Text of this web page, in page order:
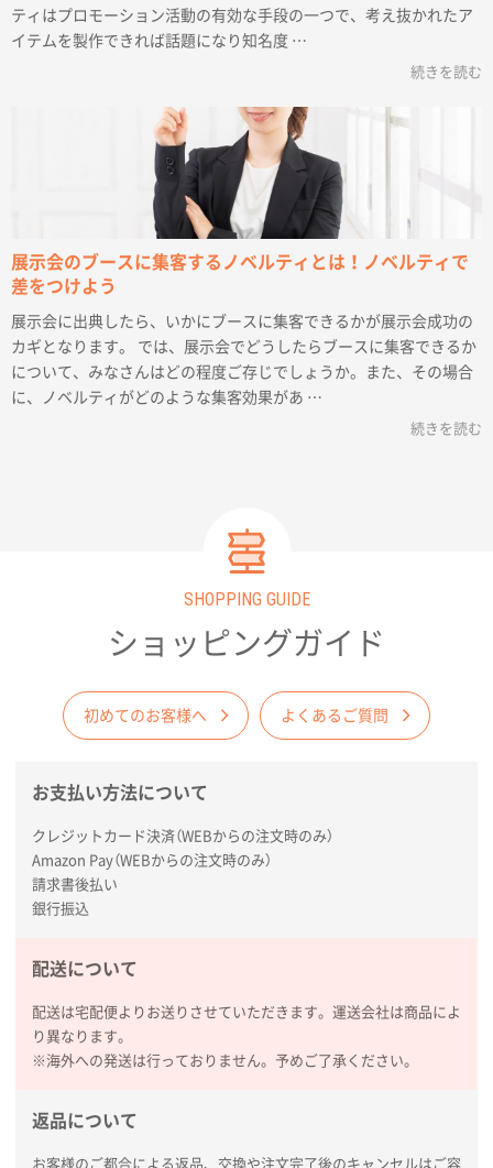
ティはプロモーション活動の有効な手段の一つで、考え抜かれたア
イテムを製作できれば話題になり知名度 …
続きを読む
展示会のブースに集客するノベルティとは！ノベルティで
差をつけよう
展示会に出典したら、いかにブースに集客できるかが展示会成功の
カギとなります。 では、展示会でどうしたらブースに集客できるか
について、みなさんはどの程度ご存じでしょうか。また、その場合
に、ノベルティがどのような集客効果があ …
続きを読む
SHOPPING GUIDE
ショッピングガイド
初めてのお客様へ よくあるご質問
お支払い方法について
クレジットカード決済（WEBからの注文時のみ）
Amazon Pay（WEBからの注文時のみ）
請求書後払い
銀行振込
配送について
配送は宅配便よりお送りさせていただきます。運送会社は商品によ
り異なります。
※海外への発送は行っておりません。予めご了承ください。
返品について
お客様のご都合による返品、交換や注文完了後のキャンセルはご容